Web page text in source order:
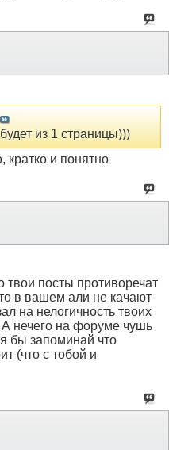
из 1 страницы)))
кратко и понятно
твои посты противоречат
в вашем али не качают
на нелогичность твоих
А нечего на форуме чушь
бы запоминай что
(что с тобой и